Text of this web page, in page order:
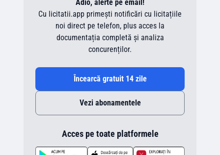
Adio, alerte pe email!
Cu licitatii.app primești notificări cu licitațiile
noi direct pe telefon, plus acces la
documentația completă și analiza
concurenților.
Încearcă gratuit 14 zile
Vezi abonamentele
Acces pe toate platformele